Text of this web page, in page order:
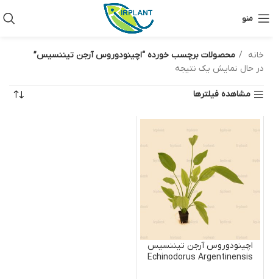
منو
خانه
محصولات برچسب خورده “اچینودوروس آرجن تیننسیس”
در حال نمایش یک نتیجه
مشاهده فیلترها
اچینودوروس آرجن تیننسیس
Echinodorus Argentinensis